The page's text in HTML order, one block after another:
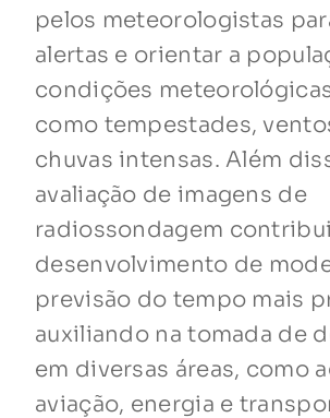
pelos meteorologistas
alertas e orientar a
condições
como tempestades,
chuvas intensas. Além
avaliação de imagens de
radiossondagem
desenvolvimento de
previsão do tempo mais
auxiliando na tomada de
em diversas áreas, como
aviação, energia e